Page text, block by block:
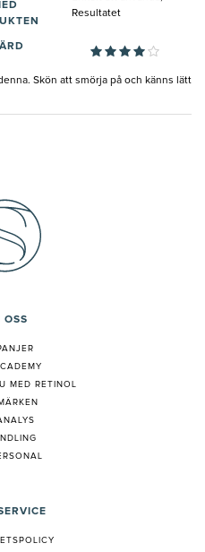
Resultatet
Skön att smörja på och känns lätt
OSS
MED RETINOL